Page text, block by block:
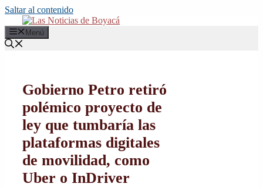
Saltar al contenido
Menú
Gobierno Petro retiró
polémico proyecto de
ley que tumbaría las
plataformas digitales
de movilidad, como
Uber o InDriver